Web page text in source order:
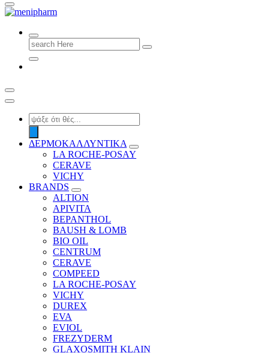
shop 2 easily
Search
for:
Products
search
ΔΕΡΜΟΚΑΛΛΥΝΤΙΚΑ
LA ROCHE-POSAY
CERAVE
VICHY
BRANDS
ALTION
APIVITA
BEPANTHOL
BAUSH & LOMB
BIO OIL
CENTRUM
CERAVE
COMPEED
LA ROCHE-POSAY
VICHY
DUREX
EVA
EVIOL
FREZYDERM
GLAXOSMITH KLAIN